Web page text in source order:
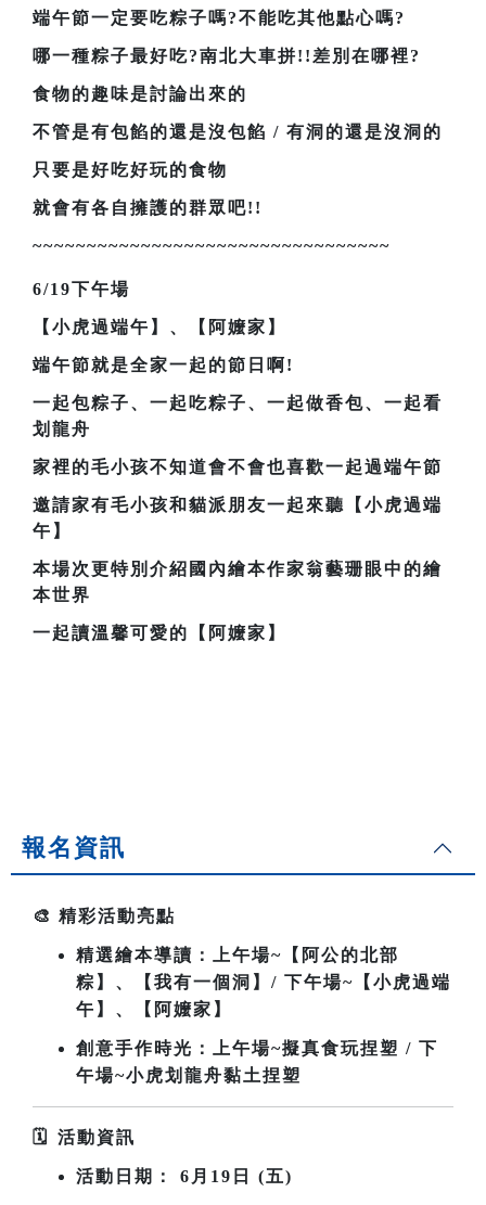
端午節一定要吃粽子嗎?不能吃其他點心嗎?
哪一種粽子最好吃?南北大車拼!!差別在哪裡?
食物的趣味是討論出來的
不管是有包餡的還是沒包餡 / 有洞的還是沒洞的
只要是好吃好玩的食物
就會有各自擁護的群眾吧!!
~~~~~~~~~~~~~~~~~~~~~~~~~~~~~~~~~
6/19下午場
【小虎過端午】、【阿嬤家】
端午節就是全家一起的節日啊!
一起包粽子、一起吃粽子、一起做香包、一起看
划龍舟
家裡的毛小孩不知道會不會也喜歡一起過端午節
邀請家有毛小孩和貓派朋友一起來聽【小虎過端
午】
本場次更特別介紹國內繪本作家翁藝珊眼中的繪
本世界
一起讀溫馨可愛的【阿嬤家】
報名資訊
🎨 精彩活動亮點
精選繪本導讀：上午場~ 【阿公的北部
粽】、【我有一個洞】/ 下午場~【小虎過端
午】、【阿嬤家】
創意手作時光：上午場~擬真食玩捏塑 / 下
午場~小虎划龍舟黏土捏塑
🗓 活動資訊
活動日期： 6 月19日 (五)